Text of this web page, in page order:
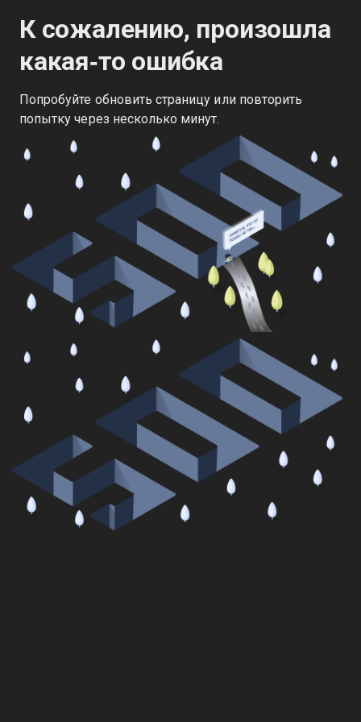
К сожалению, произошла
какая‑то ошибка
Попробуйте обновить страницу или повторить
попытку через несколько минут.